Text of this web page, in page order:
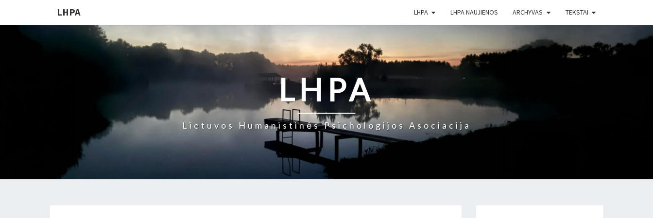
LHPA LHPA LHPA NAUJIENOS ARCHYVAS TEKSTAI
LHPA
Lietuvos Humanistinės Psichologijos Asociacija